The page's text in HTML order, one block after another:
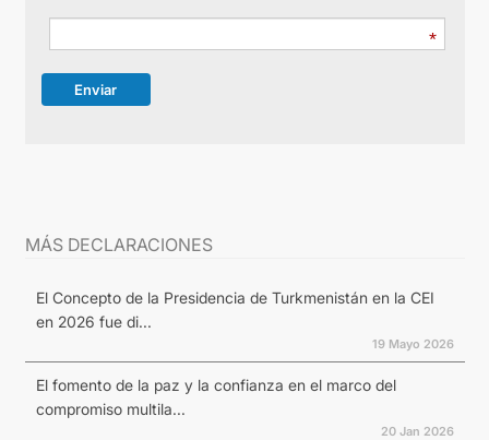
Enviar
MÁS DECLARACIONES
El Concepto de la Presidencia de Turkmenistán en la CEI
en 2026 fue di...
19 Mayo 2026
El fomento de la paz y la confianza en el marco del
compromiso multila...
20 Jan 2026